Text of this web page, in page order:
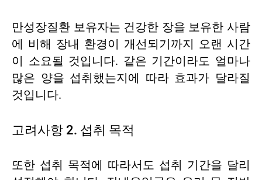
만성장질환 보유자는 건강한 장을 보유한 사람
에 비해 장내 환경이 개선되기까지 오랜 시간
이 소요될 것입니다. 같은 기간이라도 얼마나
많은 양을 섭취했는지에 따라 효과가 달라질
것입니다.
고려사항 2. 섭취 목적
또한 섭취 목적에 따라서도 섭취 기간을 달리